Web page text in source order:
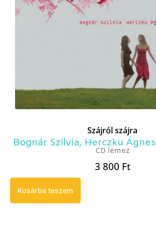
Szájról szájra
Bognár Szilvia, Herczku Ágnes
CD lemez
3 800 Ft
Kosárba teszem